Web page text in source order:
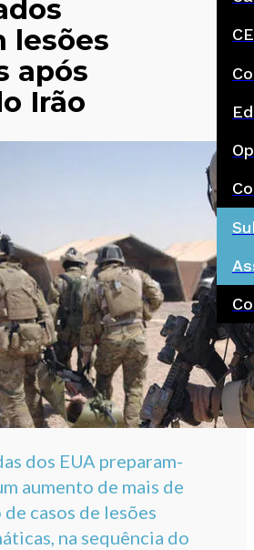
lesões
após
Irão
dos EUA preparam-
aumento de mais de
casos de lesões
na sequência do